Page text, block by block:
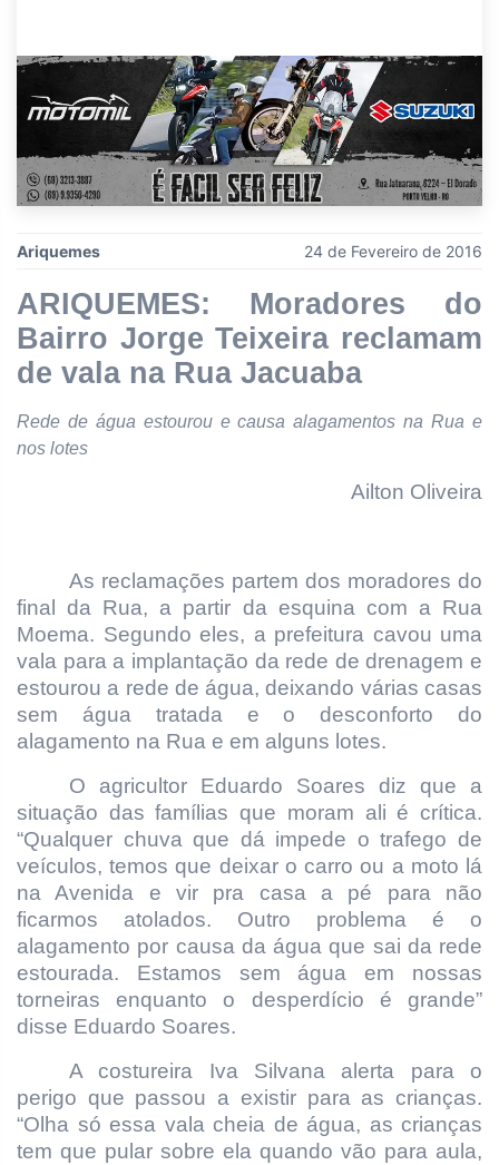
Ariquemes 24 de Fevereiro de 2016
ARIQUEMES: Moradores do
Bairro Jorge Teixeira reclamam
de vala na Rua Jacuaba
Rede de água estourou e causa alagamentos na Rua e
nos lotes
Ailton Oliveira
As reclamações partem dos moradores do
final da Rua, a partir da esquina com a Rua
Moema. Segundo eles, a prefeitura cavou uma
vala para a implantação da rede de drenagem e
estourou a rede de água, deixando várias casas
sem água tratada e o desconforto do
alagamento na Rua e em alguns lotes.
O agricultor Eduardo Soares diz que a
situação das famílias que moram ali é crítica.
“Qualquer chuva que dá impede o trafego de
veículos, temos que deixar o carro ou a moto lá
na Avenida e vir pra casa a pé para não
ficarmos atolados. Outro problema é o
alagamento por causa da água que sai da rede
estourada. Estamos sem água em nossas
torneiras enquanto o desperdício é grande”
disse Eduardo Soares.
A costureira Iva Silvana alerta para o
perigo que passou a existir para as crianças.
“Olha só essa vala cheia de água, as crianças
tem que pular sobre ela quando vão para aula,